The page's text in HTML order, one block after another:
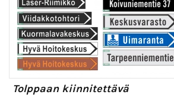
Tolppaan kiinnitettävä